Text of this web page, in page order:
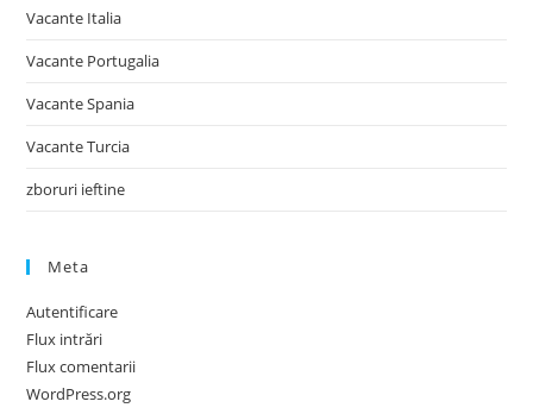
Vacante Italia
Vacante Portugalia
Vacante Spania
Vacante Turcia
zboruri ieftine
Meta
Autentificare
Flux intrări
Flux comentarii
WordPress.org